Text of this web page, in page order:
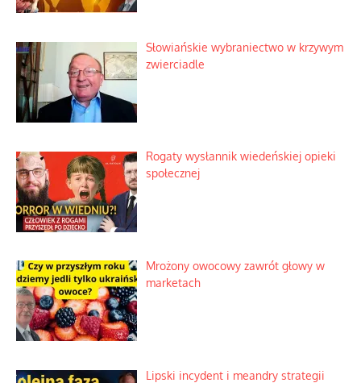
Słowiańskie wybraniectwo w krzywym
zwierciadle
Rogaty wysłannik wiedeńskiej opieki
społecznej
Mrożony owocowy zawrót głowy w
marketach
Lipski incydent i meandry strategii